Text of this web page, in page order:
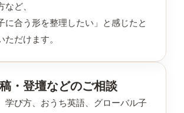
ど、
に合う形を整理したい」と感じたと
ただけます。
・登壇などのご相談
学び方、おうち英語、グローバル子